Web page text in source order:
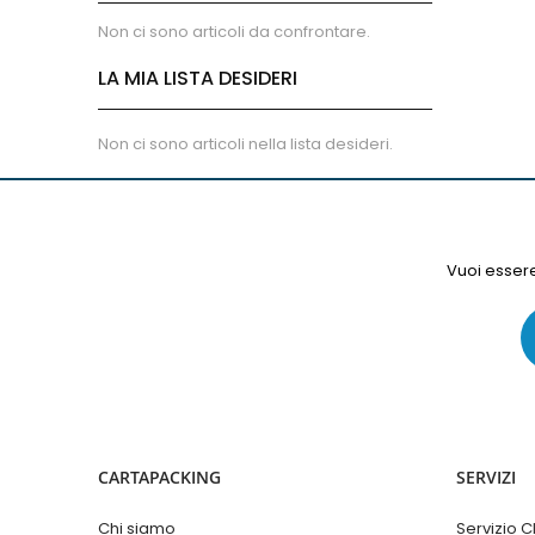
Panetteria - Pasticceria
Monouso
Macelleria - Salumeria
Accessori
Settori
Non ci sono articoli da confrontare.
LA MIA LISTA DESIDERI
Non ci sono articoli nella lista desideri.
Vuoi
CARTAPACKING
Chi siamo
SERVIZI
Servizio